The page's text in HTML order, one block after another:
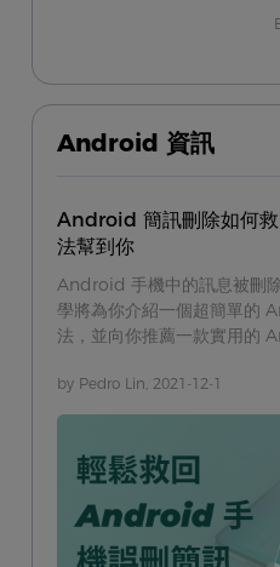
Android 資訊
Android 簡訊刪除如何
法幫到你
Android 手機中的訊息被刪
學將為你介紹一個超簡單的
法，並向你推薦一款實用的
by Pedro Lin, 2021-12-1